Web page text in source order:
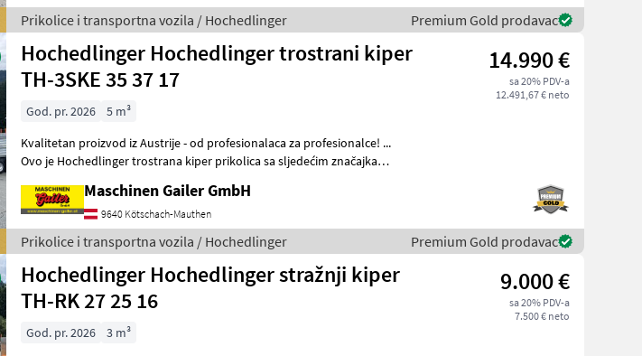
Prikolice i transportna vozila / Hochedlinger Premium Gold prodavac
Hochedlinger Hochedlinger trostrani kiper
TH-3SKE 35 37 17
14.990 €
sa 20% PDV-a
12.491,67 € neto
God. pr. 2026
5 m³
Kvalitetan proizvod iz Austrije - od profesionalaca za profesionalce! ...
Ovo je Hochedlinger trostrana kiper prikolica sa sljedećim značajkama:
Maschinen Gailer GmbH
9640 Kötschach-Mauthen
Prikolice i transportna vozila / Hochedlinger Premium Gold prodavac
Hochedlinger Hochedlinger stražnji kiper
TH-RK 27 25 16
9.000 €
sa 20% PDV-a
7.500 € neto
God. pr. 2026
3 m³